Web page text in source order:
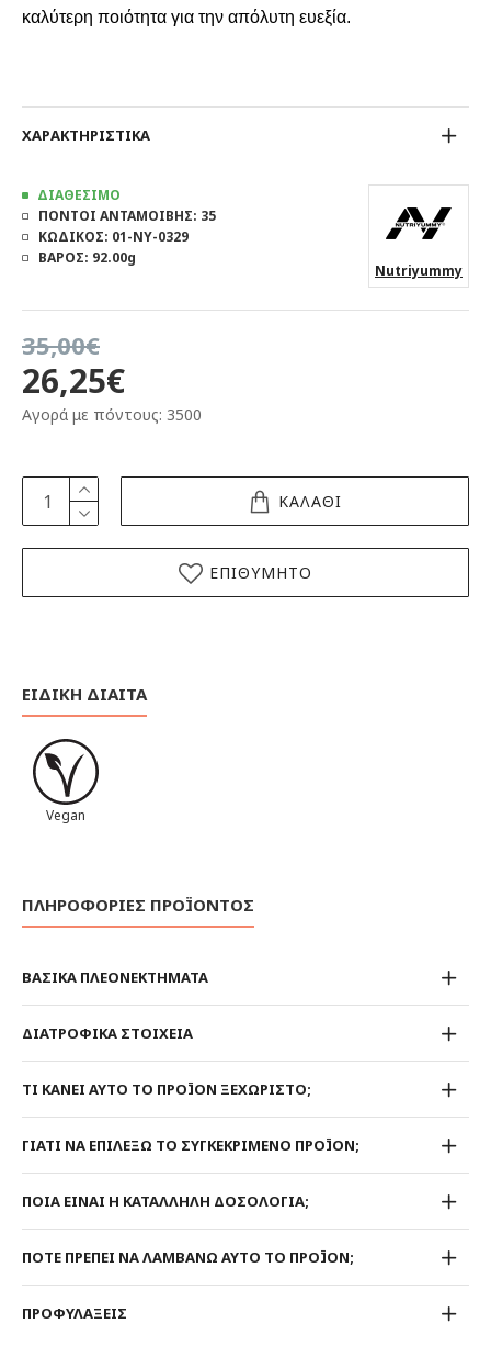
καλύτερη ποιότητα για την απόλυτη ευεξία.
ΧΑΡΑΚΤΗΡΙΣΤΙΚΑ
26,25€
35,00€
Αγορά με πόντους: 3500
ΔΙΑΘΕΣΙΜΟ
ΠΟΝΤΟΙ ΑΝΤΑΜΟΙΒΗΣ: 35
ΚΩΔΙΚΟΣ: 01-NY-0329
ΒΑΡΟΣ: 92.00g
Nutriyummy
ΚΑΛΑΘΙ
ΕΠΙΘΥΜΗΤΟ
ΕΙΔΙΚΗ ΔΙΑΙΤΑ
Vegan
ΠΛΗΡΟΦΟΡΙΕΣ ΠΡΟΪΟΝΤΟΣ
ΒΑΣΙΚΑ ΠΛΕΟΝΕΚΤΗΜΑΤΑ
ΔΙΑΤΡΟΦΙΚΑ ΣΤΟΙΧΕΙΑ
ΤΙ ΚΑΝΕΙ ΑΥΤΟ ΤΟ ΠΡΟΪΟΝ ΞΕΧΩΡΙΣΤΟ;
ΓΙΑΤΙ ΝΑ ΕΠΙΛΕΞΩ ΤΟ ΣΥΓΚΕΚΡΙΜΕΝΟ ΠΡΟΪΟΝ;
ΠΟΙΑ ΕΙΝΑΙ Η ΚΑΤΑΛΛΗΛΗ ΔΟΣΟΛΟΓΙΑ;
ΠΟΤΕ ΠΡΕΠΕΙ ΝΑ ΛΑΜΒΑΝΩ ΑΥΤΟ ΤΟ ΠΡΟΪΟΝ;
ΠΡΟΦΥΛΑΞΕΙΣ